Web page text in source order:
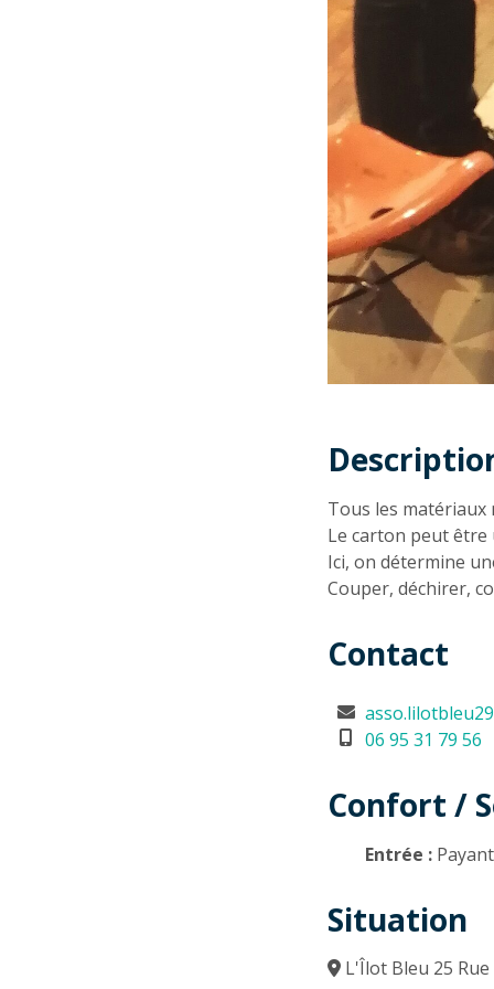
Tous les matériaux
Le carton peut être
Ici, on détermine
Couper, déchirer,
Contact
06 95 31 79 56
Confort /
Entrée : Payant
Situation
L'Îlot Bleu 25